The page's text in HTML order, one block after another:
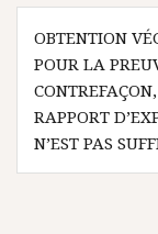
de
l’article
OBTENTION
POUR LA
RAPPORT
N’EST PAS